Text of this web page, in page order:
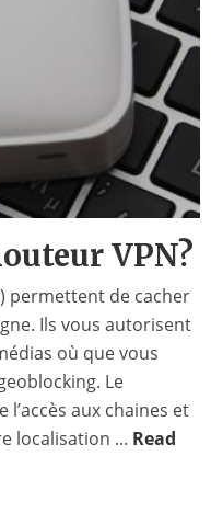
VPN?
permettent de cacher
Ils vous autorisent
où que vous
Le
aux chaines et
localisation ... Read